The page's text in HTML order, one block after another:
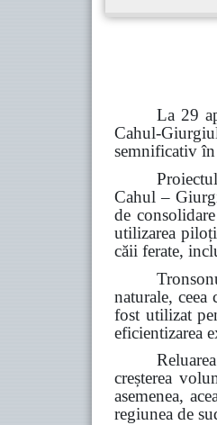
La 29
Cahul-
semnificativ
Cahul –
de
utilizarea
căii ferate,
naturale,
fost utilizat
eficientizarea
creșterea
asemenea,
regiunea de